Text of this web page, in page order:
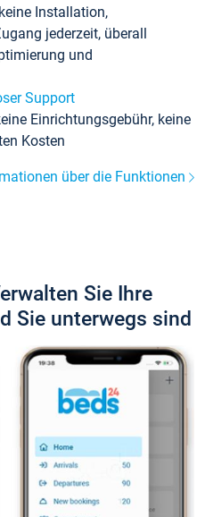
Installation,
jederzeit, überall
und
Support
Einrichtungsgebühr, keine
Kosten
über die Funktionen
Sie Ihre
Sie unterwegs sind